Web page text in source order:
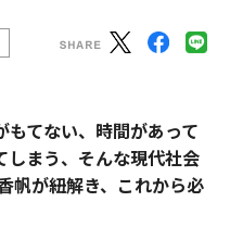
てない、時間があって
しまう、そんな現代社会
帆が紐解き、これから必